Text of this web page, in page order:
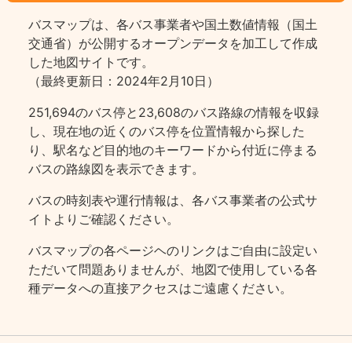
バスマップは、各バス事業者や国土数値情報（国土
交通省）が公開するオープンデータを加工して作成
した地図サイトです。
（最終更新日：2024年2月10日）
251,694のバス停と23,608のバス路線の情報を収録
し、現在地の近くのバス停を位置情報から探した
り、駅名など目的地のキーワードから付近に停まる
バスの路線図を表示できます。
バスの時刻表や運行情報は、各バス事業者の公式サ
イトよりご確認ください。
バスマップの各ページヘのリンクはご自由に設定い
ただいて問題ありませんが、地図で使用している各
種データへの直接アクセスはご遠慮ください。